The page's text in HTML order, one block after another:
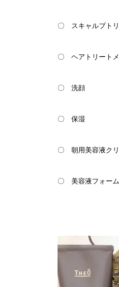
〇 スキャルプト
〇 ヘアトリート
〇 洗顔
〇 保湿
〇 朝用美容液ク
〇 美容液フォーム